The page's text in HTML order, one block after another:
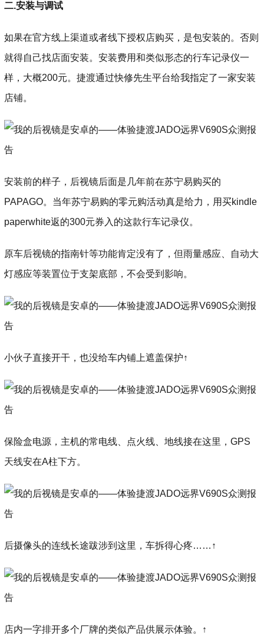
二.安装与调试
如果在官方线上渠道或者线下授权店购买，是包安装的。否则
就得自己找店面安装。安装费用和类似形态的行车记录仪一
样，大概200元。捷渡通过快修先生平台给我指定了一家安装
店铺。
安装前的样子，后视镜后面是几年前在苏宁易购买的
PAPAGO。当年苏宁易购的零元购活动真是给力，用买kindle
paperwhite返的300元券入的这款行车记录仪。
原车后视镜的指南针等功能肯定没有了，但雨量感应、自动大
灯感应等装置位于支架底部，不会受到影响。
小伙子直接开干，也没给车内铺上遮盖保护↑
保险盒电源，主机的常电线、点火线、地线接在这里，GPS
天线安在A柱下方。
后摄像头的连线长途跋涉到这里，车拆得心疼……↑
店内一字排开多个厂牌的类似产品供展示体验。↑